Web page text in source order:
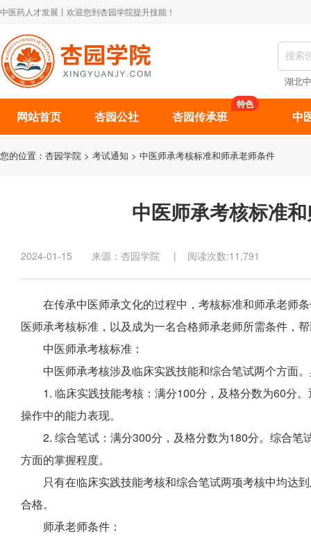
中医药人才发展丨欢迎您到杏园学院提升技能！
湖北
网站首页 杏园公社 杏园传承班
特色
中
您的位置： 杏园学院 > 考试通知 > 中医师承考核标准和师承老师条件
中医师承考核标准
2024-01-15 来源：杏园学院 | 阅读次数:11,791
在传承中医师承文化的过程中，考核标准和师承老师
医师承考核标准，以及成为一名合格师承老师所需条件，
中医师承考核标准：
中医师承考核涉及临床实践技能和综合笔试两个方面
1. 临床实践技能考核：满分100分，及格分数为60分
操作中的能力表现。
2. 综合笔试：满分300分，及格分数为180分。综合
方面的掌握程度。
只有在临床实践技能考核和综合笔试两项考核中均达
合格。
师承老师条件：